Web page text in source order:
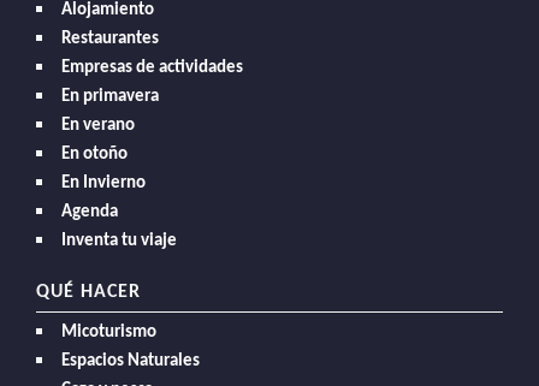
Alojamiento
Restaurantes
Empresas de actividades
En primavera
En verano
En otoño
En Invierno
Agenda
Inventa tu viaje
QUÉ HACER
Micoturismo
Espacios Naturales